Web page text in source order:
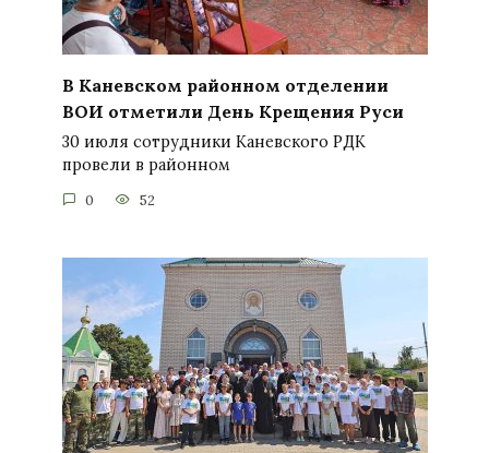
В Каневском районном отделении
ВОИ отметили День Крещения Руси
30 июля сотрудники Каневского РДК
провели в районном
0 52